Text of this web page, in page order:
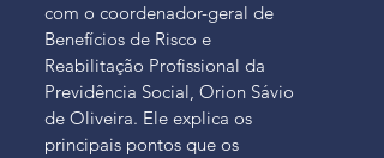
com o coordenador-geral de
Benefícios de Risco e
Reabilitação Profissional da
Previdência Social, Orion Sávio
de Oliveira. Ele explica os
principais pontos que os